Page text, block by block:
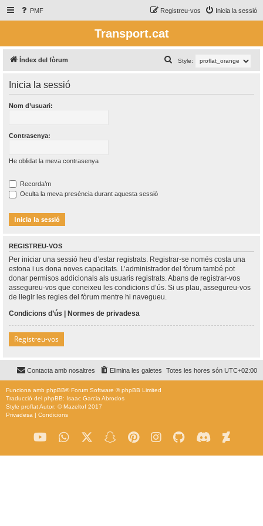
PMF Inicia la sessió
Registreu-vos
Transport.cat
Índex del fòrum Style:
e
Inicia la sessió
Nom d’usuari:
Contrasenya:
He oblidat la meva contrasenya
Recorda’m
Oculta la meva presència durant aquesta sessió
REGISTREU-VOS
Per iniciar una sessió heu d’estar registrats. Registrar-se només costa una
estona i us dona noves capacitats. L’administrador del fòrum també pot
donar permisos addicionals als usuaris registrats. Abans de registrar-vos
assegureu-vos que coneixeu les condicions d’ús. Si us plau, assegureu-vos
de llegir les regles del fòrum mentre hi navegueu.
Condicions d’ús
Normes de privadesa
Registreu-vos
Totes les hores són UTC+02:00
Elimina les galetes
Contacta amb nosaltres
Funciona amb phpBB® Forum Software © phpBB Limited
Traducció del phpBB: Isaac Garcia Abrodos
Style proflatAutor: © Mazeltof 2017
Privadesa
Condicions